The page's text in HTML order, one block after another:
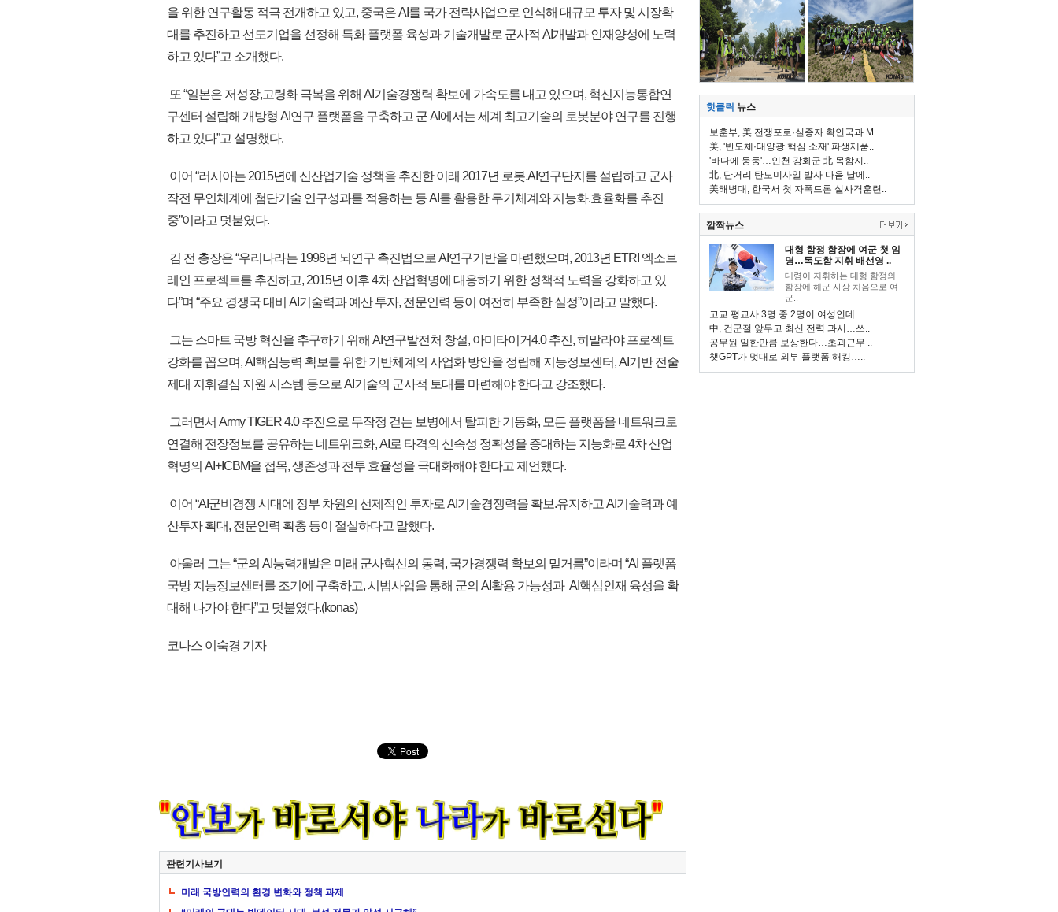
을 위한 연구활동 적극 전개하고 있고, 중국은 AI를 국가 전략사업으로 인식해 대규모 투자 및 시장확
대를 추진하고 선도기업을 선정해 특화 플랫폼 육성과 기술개발로 군사적 AI개발과 인재양성에 노력
하고 있다”고 소개했다.
또 “일본은 저성장,고령화 극복을 위해 AI기술경쟁력 확보에 가속도를 내고 있으며, 혁신지능통합연
구센터 설립해 개방형 AI연구 플랫폼을 구축하고 군 AI에서는 세계 최고기술의 로봇분야 연구를 진행
하고 있다”고 설명했다.
이어 “러시아는 2015년에 신산업기술 정책을 추진한 이래 2017년 로봇.AI연구단지를 설립하고 군사
작전 무인체계에 첨단기술 연구성과를 적용하는 등 AI를 활용한 무기체계와 지능화.효율화를 추진
중”이라고 덧붙였다.
김 전 총장은 “우리나라는 1998년 뇌연구 촉진법으로 AI연구기반을 마련했으며, 2013년 ETRI 엑소브
레인 프로젝트를 추진하고, 2015년 이후 4차 산업혁명에 대응하기 위한 정책적 노력을 강화하고 있
다”며 “주요 경쟁국 대비 AI기술력과 예산 투자, 전문인력 등이 여전히 부족한 실정”이라고 말했다.
그는 스마트 국방 혁신을 추구하기 위해 AI연구발전처 창설, 아미타이거4.0 추진, 히말라야 프로젝트
강화를 꼽으며, AI핵심능력 확보를 위한 기반체계의 사업화 방안을 정립해 지능정보센터, AI기반 전술
제대 지휘결심 지원 시스템 등으로 AI기술의 군사적 토대를 마련해야 한다고 강조했다.
그러면서 Army TIGER 4.0 추진으로 무작정 걷는 보병에서 탈피한 기동화, 모든 플랫폼을 네트워크로
연결해 전장정보를 공유하는 네트워크화, AI로 타격의 신속성 정확성을 증대하는 지능화로 4차 산업
혁명의 AI+ICBM을 접목, 생존성과 전투 효율성을 극대화해야 한다고 제언했다.
이어 “AI군비경쟁 시대에 정부 차원의 선제적인 투자로 AI기술경쟁력을 확보.유지하고 AI기술력과 예
산투자 확대, 전문인력 확충 등이 절실하다고 말했다.
아울러 그는 “군의 AI능력개발은 미래 군사혁신의 동력, 국가경쟁력 확보의 밑거름”이라며 “AI 플랫폼
국방 지능정보센터를 조기에 구축하고, 시범사업을 통해 군의 AI활용 가능성과 AI핵심인재 육성을 확
대해 나가야 한다”고 덧붙였다.(konas)
코나스 이숙경 기자
관련기사보기
미래 국방인력의 환경 변화와 정책 과제
핫클릭 뉴스
보훈부, 美 전쟁포로·실종자 확인국과 M..
美, '반도체·태양광 핵심 소재' 파생제품..
'바다에 둥둥'…인천 강화군 北 목함지..
北, 단거리 탄도미사일 발사 다음 날에..
美해병대, 한국서 첫 자폭드론 실사격훈련..
깜짝뉴스
대형 함정 함장에 여군 첫 임
명…독도함 지휘 배선영 ..
대령이 지휘하는 대형 함정의
함장에 해군 사상 처음으로 여
군..
고교 평교사 3명 중 2명이 여성인데..
中, 건군절 앞두고 최신 전력 과시…쓰..
공무원 일한만큼 보상한다…초과근무 ..
챗GPT가 멋대로 외부 플랫폼 해킹…..